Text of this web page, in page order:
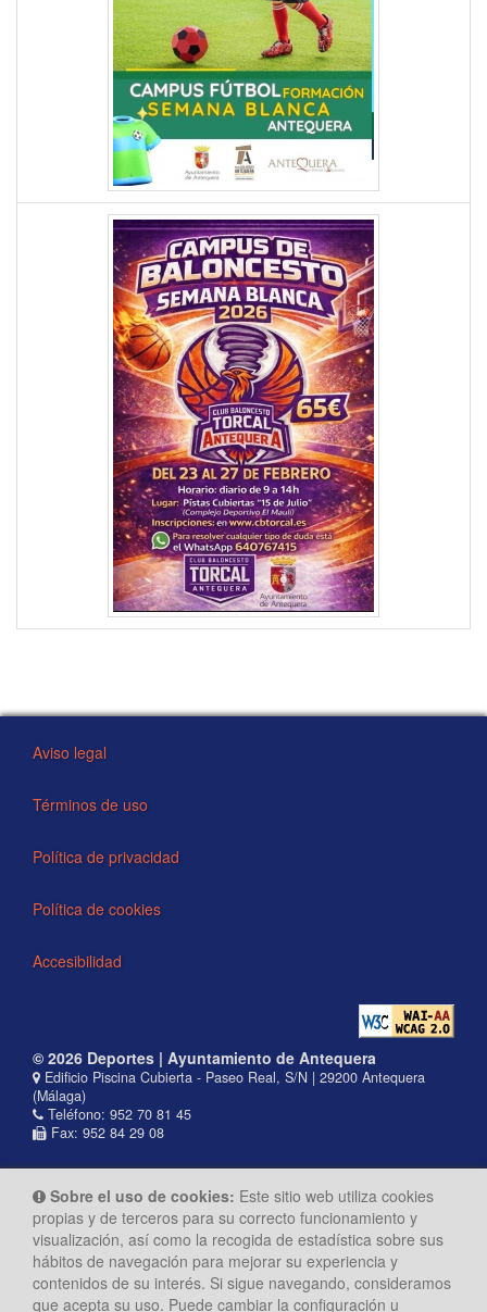
Aviso legal
Términos de uso
Política de privacidad
Política de cookies
Accesibilidad
© 2026 Deportes | Ayuntamiento de Antequera
Edificio Piscina Cubierta - Paseo Real, S/N | 29200 Antequera
(Málaga)
Teléfono: 952 70 81 45
Fax: 952 84 29 08
Sobre el uso de cookies: Este sitio web utiliza cookies
propias y de terceros para su correcto funcionamiento y
visualización, así como la recogida de estadística sobre sus
hábitos de navegación para mejorar su experiencia y
contenidos de su interés. Si sigue navegando, consideramos
que acepta su uso. Puede cambiar la configuración u